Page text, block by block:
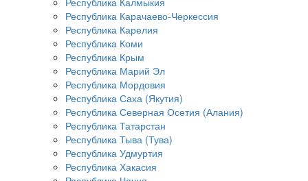
Республика Карачаево-Черкессия
Республика Карелия
Республика Коми
Республика Крым
Республика Марий Эл
Республика Мордовия
Республика Саха (Якутия)
Республика Северная Осетия (Алания)
Республика Татарстан
Республика Тыва (Тува)
Республика Удмуртия
Республика Хакасия